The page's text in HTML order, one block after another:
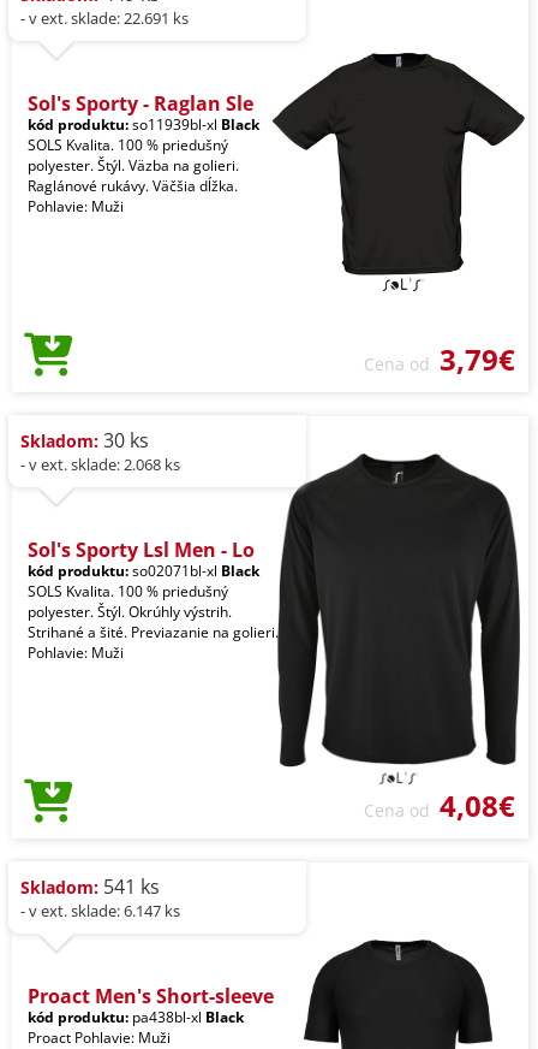
- v ext. sklade: 22.691 ks
Sol's Sporty - Raglan Sle
kód produktu:so11939bl-xl Black
SOLS Kvalita. 100 % priedušný
polyester. Štýl. Väzba na golieri.
Raglánové rukávy. Väčšia dĺžka.
Pohlavie: Muži
Cena od 3,79€
Skladom: 30 ks
- v ext. sklade: 2.068 ks
Sol's Sporty Lsl Men - Lo
kód produktu:so02071bl-xl Black
SOLS Kvalita. 100 % priedušný
polyester. Štýl. Okrúhly výstrih.
Strihané a šité. Previazanie na golieri.
Pohlavie: Muži
Cena od 4,08€
Skladom: 541 ks
- v ext. sklade: 6.147 ks
Proact Men's Short-sleeve
kód produktu: pa438bl-xl Black
Proact Pohlavie: Muži